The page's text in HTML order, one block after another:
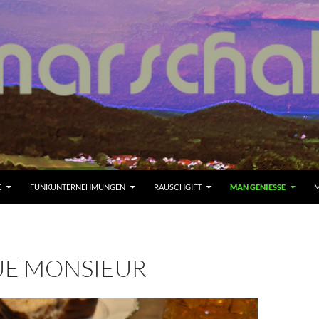
FUNKUNTERNEHMUNGEN RAUSCHGIFT MAN GENIESSE
MONSIEUR